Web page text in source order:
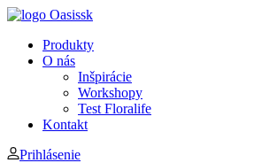
Produkty
O nás
Inšpirácie
Workshopy
Test Floralife
Kontakt
Prihlásenie